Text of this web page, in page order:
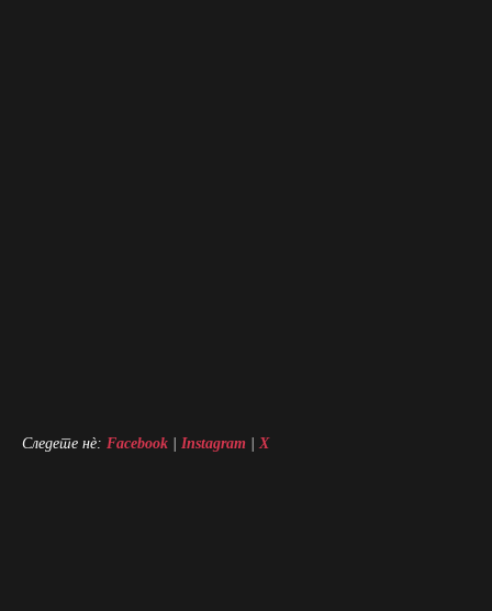
Следете нè: Facebook Instagram |X